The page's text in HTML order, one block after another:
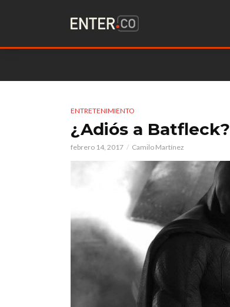
ENTRETENIMIENTO
¿Adiós a Batfleck?
febrero 14, 2017 Camilo Martínez